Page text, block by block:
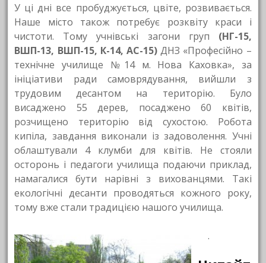
У ці дні все пробуджується, цвіте, розвивається.
Наше місто також потребує розквіту краси і
чистоти. Тому учнівські загони груп (НГ-15,
ВШП-13, ВШП-15, К-14, АС-15) ДНЗ «Професійно –
технічне училище №14 м. Нова Каховка», за
ініціативи ради самоврядування, вийшли з
трудовим десантом на територію. Було
висаджено 55 дерев, посаджено 60 квітів,
розчищено територію від сухостою. Робота
кипіла, завдання виконали із задоволення. Учні
облаштували 4 клумби для квітів. Не стояли
осторонь і педагоги училища подаючи приклад,
намагалися бути нарівні з вихованцями. Такі
екологічні десанти проводяться кожного року,
тому вже стали традицією нашого училища.
.